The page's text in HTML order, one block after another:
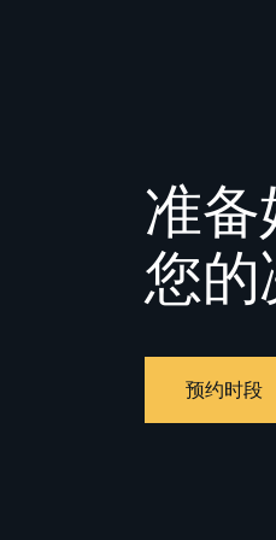
准备
您的
预约时段